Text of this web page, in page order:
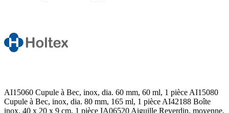
AI15060 Cupule à Bec, inox, dia. 60 mm, 60 ml, 1 pièce AI15080
Cupule à Bec, inox, dia. 80 mm, 165 ml, 1 pièce AI42188 Boîte
inox, 40 x 20 x 9 cm, 1 pièce IA06520 Aiguille Reverdin, moyenne,